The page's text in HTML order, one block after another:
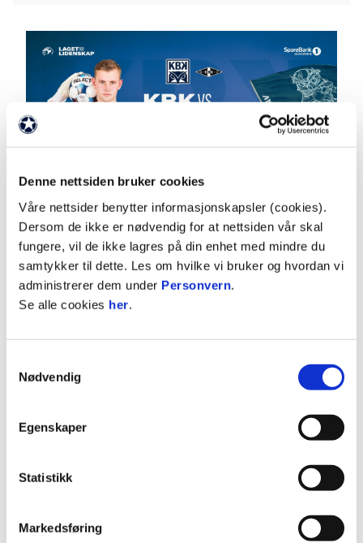
Denne nettsiden bruker cookies
Våre nettsider benytter informasjonskapsler (cookies).
Dersom de ikke er nødvendig for at nettsiden vår skal
fungere, vil de ikke lagres på din enhet med mindre du
samtykker til dette. Les om hvilke vi bruker og hvordan vi
administrerer dem under Personvern.
Se alle cookies her.
Nødvendig
Egenskaper
Statistikk
Markedsføring
NEAS Pausekonken arrangeres også som vanlig
nede på banen i pausen, og der blir fem barn og
unge i alderen 10-16 år trukket ut til å delta.
Treffer man ett av hullene i målbanneret får man
serierunde. For påmelding og mer info om NEAS
Talgø Mathall åpner kl. 15. Her finner du mat og
drikke i oppladningen til kampen.
KBK Stadionbutikk åpner også kl. 15, og der finner
voksne, skjerf, treningstøy, gaveartikler og mye
mer.